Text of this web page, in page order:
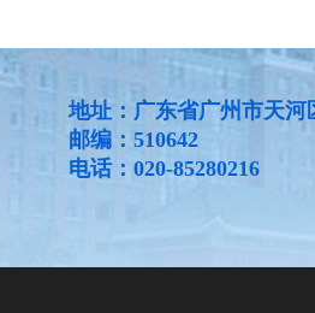
地址：广东省广州市天河
邮编：510642
电话：020-85280216